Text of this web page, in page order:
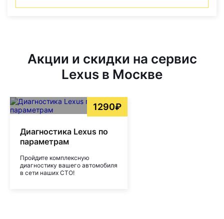
Акции и скидки на сервис
Lexus в Москве
1290₽
Диагностика Lexus по
параметрам
Пройдите комплексную
диагностику вашего автомобиля
в сети наших СТО!